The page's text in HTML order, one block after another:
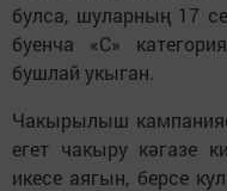
булса, шуларның 17
буенча «С»
бушлай укыган.
Чакырылыш
егет чакыру кәгазе
икесе аягын, берсе